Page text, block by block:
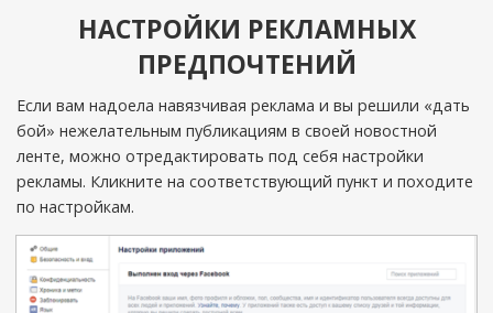
НАСТРОЙКИ РЕКЛАМНЫХ
ПРЕДПОЧТЕНИЙ
Если вам надоела навязчивая реклама и вы решили «дать
бой» нежелательным публикациям в своей новостной
ленте, можно отредактировать под себя настройки
рекламы. Кликните на соответствующий пункт и походите
по настройкам.